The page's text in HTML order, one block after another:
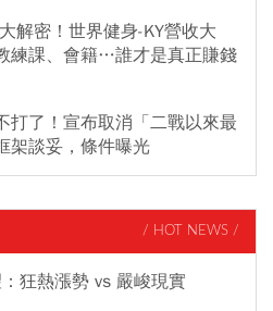
解密！世界健身-KY營收大
練課、會籍…誰才是真正賺錢
打了！宣布取消「二戰以來最
架談妥，條件曝光
/ HOT NEWS /
狂熱漲勢 vs 嚴峻現實